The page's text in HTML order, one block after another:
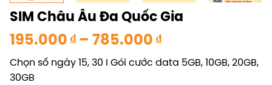
SIM Châu Âu Đa Quốc Gia
195.000 ₫ – 785.000 ₫Khoảng
giá:
từ
Chọn số ngày 15, 30 I Gói cước data 5GB, 10GB, 20GB,
30GB